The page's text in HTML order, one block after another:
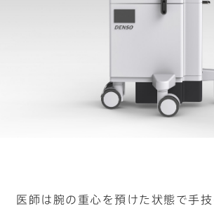
#カーボンニュート
医師は腕の重心を預けた状態で手